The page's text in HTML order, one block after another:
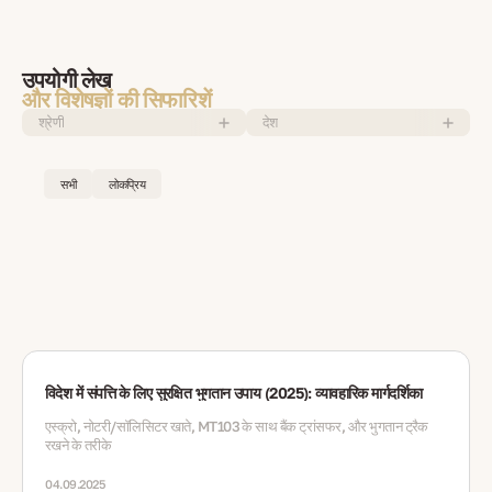
उपयोगी लेख
और विशेषज्ञों की सिफारिशें
श्रेणी देश
सभी लोकप्रिय
विदेश में संपत्ति के लिए सुरक्षित भुगतान उपाय (2025): व्यावहारिक मार्गदर्शिका
एस्क्रो, नोटरी/सॉलिसिटर खाते, MT103 के साथ बैंक ट्रांसफर, और भुगतान ट्रैक
रखने के तरीके
04.09.2025